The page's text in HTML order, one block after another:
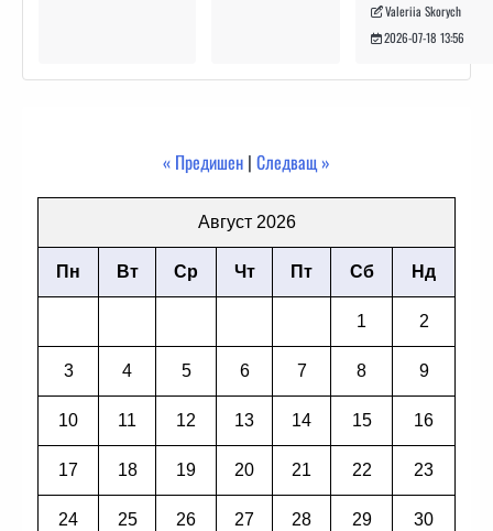
Valeriia Skorych
2026-07-18 13:56
« Предишен | Следващ »
Август 2026
Пн Вт Ср Чт Пт Сб Нд
1 2
3 4 5 6 7 8 9
10 11 12 13 14 15 16
17 18 19 20 21 22 23
24 25 26 27 28 29 30